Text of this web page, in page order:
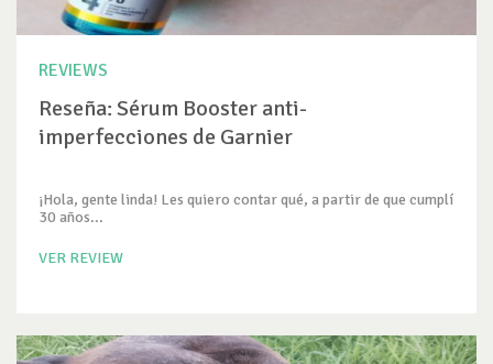
REVIEWS
Reseña: Sérum Booster anti-
imperfecciones de Garnier
¡Hola, gente linda! Les quiero contar qué, a partir de que cumplí
30 años...
VER REVIEW